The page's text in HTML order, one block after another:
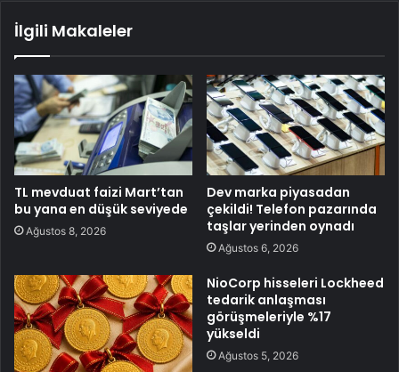
İlgili Makaleler
TL mevduat faizi Mart’tan
bu yana en düşük seviyede
Ağustos 8, 2026
Dev marka piyasadan
çekildi! Telefon pazarında
taşlar yerinden oynadı
Ağustos 6, 2026
NioCorp hisseleri Lockheed
tedarik anlaşması
görüşmeleriyle %17
yükseldi
Ağustos 5, 2026